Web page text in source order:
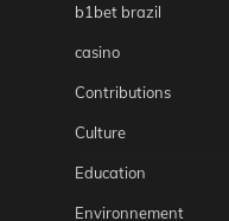
b1bet brazil
casino
Contributions
Culture
Education
Environnement